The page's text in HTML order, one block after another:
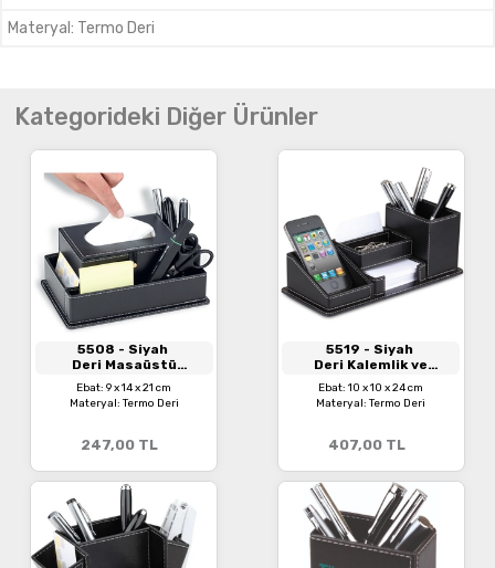
Materyal : Termo Deri
Kategorideki Diğer Ürünler
5508 - Siyah
Deri Masaüstü
Organizer
Ebat: 9 x 14 x 21 cm
Materyal: Termo Deri
247,00 TL
5519 - Siyah
Deri Kalemlik ve
Kartvizitlik
Ebat: 10 x 10 x 24 cm
Materyal: Termo Deri
407,00 TL